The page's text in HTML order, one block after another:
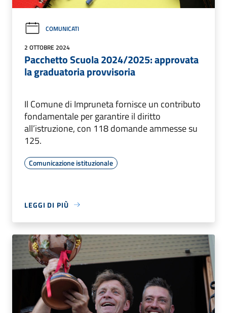
COMUNICATI
2 OTTOBRE 2024
Pacchetto Scuola 2024/2025: approvata
la graduatoria provvisoria
Il Comune di Impruneta fornisce un contributo
fondamentale per garantire il diritto
all’istruzione, con 118 domande ammesse su
125.
Comunicazione istituzionale
LEGGI DI PIÙ